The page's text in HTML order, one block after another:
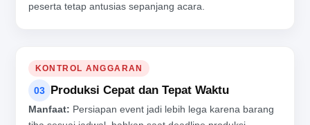
peserta tetap antusias sepanjang acara.
KONTROL ANGGARAN
03 Produksi Cepat dan Tepat Waktu
Manfaat: Persiapan event jadi lebih lega karena barang